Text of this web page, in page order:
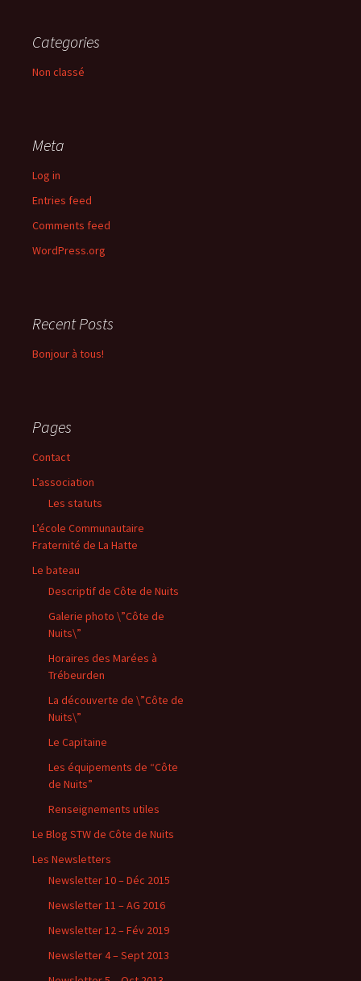
Categories
Non classé
Meta
Log in
Entries feed
Comments feed
WordPress.org
Recent Posts
Bonjour à tous!
Pages
Contact
L’association
Les statuts
L’école Communautaire
Fraternité de La Hatte
Le bateau
Descriptif de Côte de Nuits
Galerie photo \”Côte de
Nuits\”
Horaires des Marées à
Trébeurden
La découverte de \”Côte de
Nuits\”
Le Capitaine
Les équipements de “Côte
de Nuits”
Renseignements utiles
Le Blog STW de Côte de Nuits
Les Newsletters
Newsletter 10 – Déc 2015
Newsletter 11 – AG 2016
Newsletter 12 – Fév 2019
Newsletter 4 – Sept 2013